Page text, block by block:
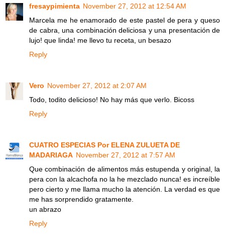
fresaypimienta November 27, 2012 at 12:54 AM
Marcela me he enamorado de este pastel de pera y queso
de cabra, una combinación deliciosa y una presentación de
lujo! que linda! me llevo tu receta, un besazo
Reply
Vero November 27, 2012 at 2:07 AM
Todo, todito delicioso! No hay más que verlo. Bicoss
Reply
CUATRO ESPECIAS Por ELENA ZULUETA DE
MADARIAGA November 27, 2012 at 7:57 AM
Que combinación de alimentos más estupenda y original, la
pera con la alcachofa no la he mezclado nunca! es increíble
pero cierto y me llama mucho la atención. La verdad es que
me has sorprendido gratamente.
un abrazo
Reply